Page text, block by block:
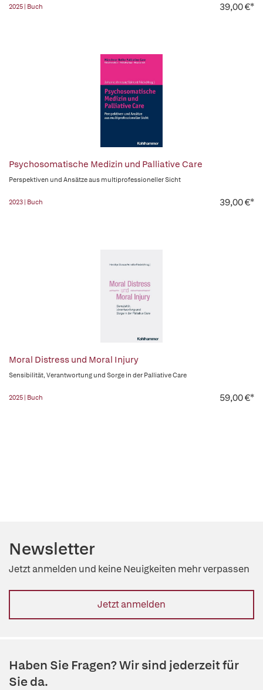
2025 | Buch 39,00 €*
Psychosomatische Medizin und Palliative Care
Perspektiven und Ansätze aus multiprofessioneller Sicht
2023 | Buch 39,00 €*
Moral Distress und Moral Injury
Sensibilität, Verantwortung und Sorge in der Palliative Care
2025 | Buch 59,00 €*
Newsletter
Jetzt anmelden und keine Neuigkeiten mehr verpassen
Jetzt anmelden
Haben Sie Fragen? Wir sind jederzeit für
Sie da.